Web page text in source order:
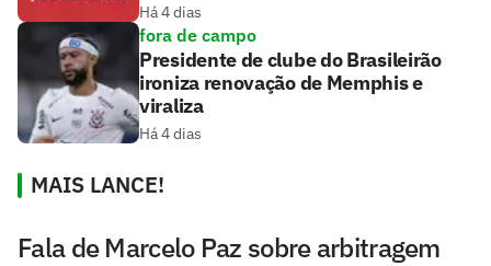
Há 4 dias
fora de campo
Presidente de clube do Brasileirão
ironiza renovação de Memphis e
viraliza
Há 4 dias
MAIS LANCE!
Fala de Marcelo Paz sobre arbitragem